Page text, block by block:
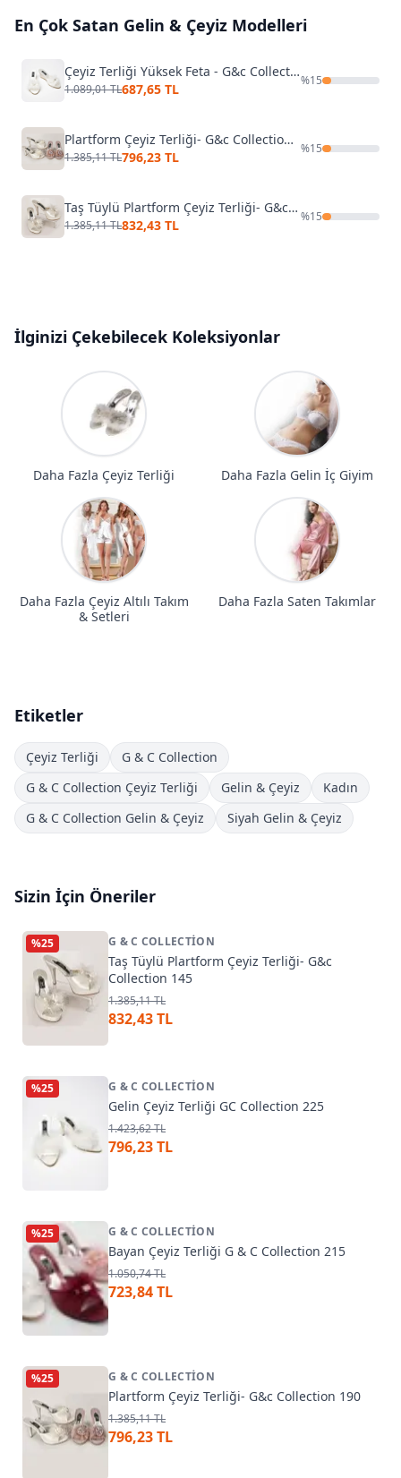
En Çok Satan Gelin & Çeyiz Modelleri
Çeyiz Terliği Yüksek Feta - G&c Collection 170
1.089,01 TL687,65 TL
%15
Plartform Çeyiz Terliği- G&c Collection 190
1.385,11 TL796,23 TL
%15
Taş Tüylü Plartform Çeyiz Terliği- G&c Collection 145
1.385,11 TL832,43 TL
%15
İlginizi Çekebilecek Koleksiyonlar
Daha Fazla Çeyiz Terliği Daha Fazla Gelin İç Giyim
Daha Fazla Çeyiz Altılı Takım
& Setleri
Daha Fazla Saten Takımlar
Etiketler
Çeyiz Terliği
G & C Collection
G & C Collection Çeyiz Terliği
Gelin & Çeyiz
Kadın
G & C Collection Gelin & Çeyiz
Siyah Gelin & Çeyiz
Sizin İçin Öneriler
%25 G & C COLLECTION
Taş Tüylü Plartform Çeyiz Terliği- G&c
Collection 145
1.385,11 TL
832,43 TL
%25 G & C COLLECTION
Gelin Çeyiz Terliği GC Collection 225
1.423,62 TL
796,23 TL
%25 G & C COLLECTION
Bayan Çeyiz Terliği G & C Collection 215
1.050,74 TL
723,84 TL
%25 G & C COLLECTION
Plartform Çeyiz Terliği- G&c Collection 190
1.385,11 TL
796,23 TL